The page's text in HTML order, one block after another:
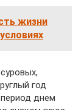
жизни
год
днем